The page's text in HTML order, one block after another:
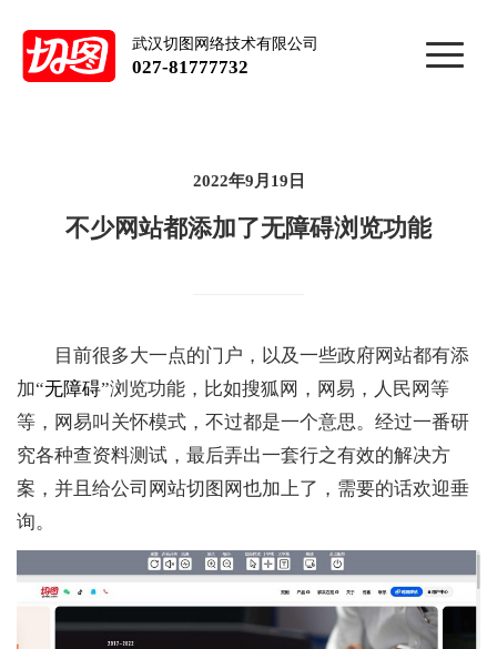
武汉切图网络技术有限公司
027-81777732
2022年9月19日
不少网站都添加了无障碍浏览功能
目前很多大一点的门户，以及一些政府网站都有添
加“无障碍”浏览功能，比如搜狐网，网易，人民网等
等，网易叫关怀模式，不过都是一个意思。经过一番研
究各种查资料测试，最后弄出一套行之有效的解决方
案，并且给公司网站切图网也加上了，需要的话欢迎垂
询。